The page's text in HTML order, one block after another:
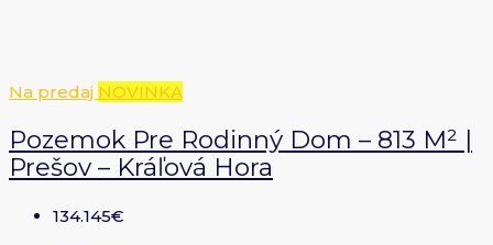
Na predaj NOVINKA
Pozemok Pre Rodinný Dom – 813 M² |
Prešov – Kráľová Hora
134.145€